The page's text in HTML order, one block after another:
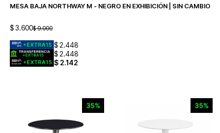
MESA BAJA NORTHWAY M - NEGRO EN EXHIBICIÓN | SIN CAMBIO
$3.600$ 9.000
$ 2.448
$ 2.448
$ 2.142